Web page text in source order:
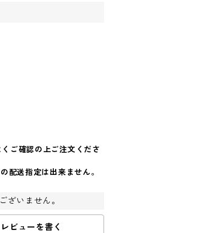
ご確認の上ご注文くださ
配送指定は出来ません。
ざいません。
レビューを書く